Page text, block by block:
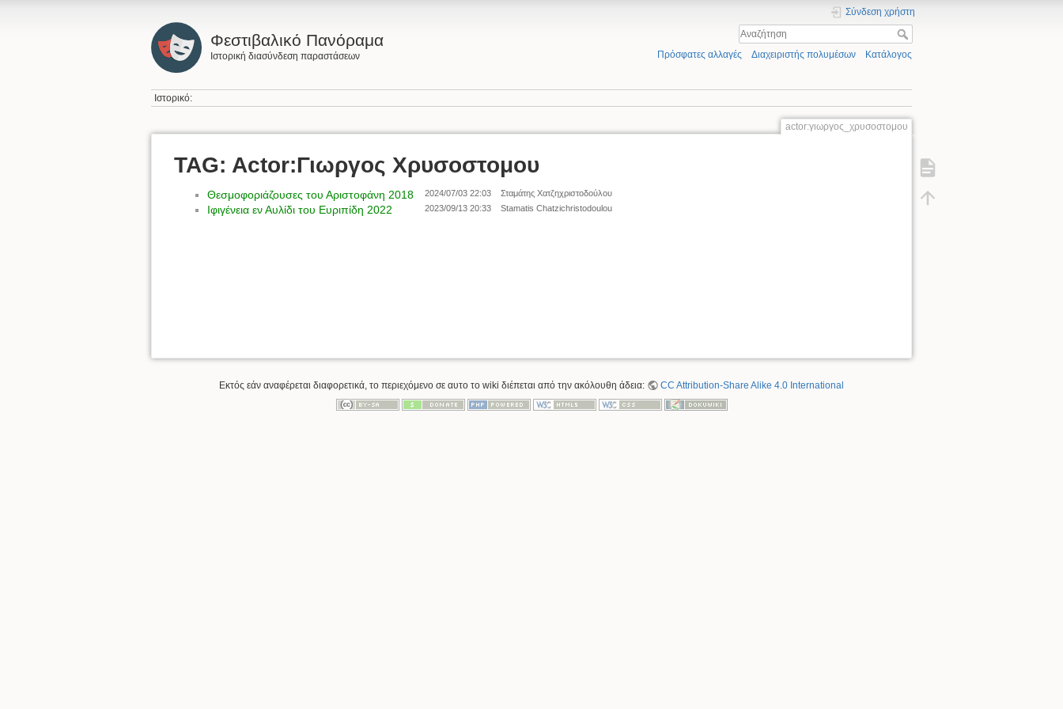
Φεστιβαλικό Πανόραμα
Ιστορική διασύνδεση παραστάσεων
Σύνδεση χρήστη
Πρόσφατες αλλαγές Διαχειριστής πολυμέσων Κατάλογος
Ιστορικό:
actor:γιωργος_χρυσοστομου
TAG: Actor:Γιωργος Χρυσοστομου
Θεσμοφοριάζουσες του Αριστοφάνη 2018 2024/07/03 22:03 Σταμάτης Χατζηχριστοδούλου
Ιφιγένεια εν Αυλίδι του Ευριπίδη 2022 2023/09/13 20:33 Stamatis Chatzichristodoulou
Εκτός εάν αναφέρεται διαφορετικά, το περιεχόμενο σε αυτο το wiki διέπεται από την ακόλουθη άδεια: CC Attribution-Share Alike 4.0 International